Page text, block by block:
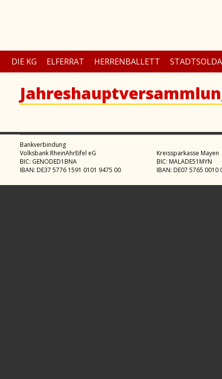
DIE KG ELFERRAT HERRENBALLETT
Bankverbindung
Volksbank RheinAhrEifel eG
BIC: GENODED1BNA
IBAN: DE37 5776 1591 0101 9475 00
Kreissparkasse Mayen
BIC: MALADE51MYN
IBAN: DE07 5765 0010